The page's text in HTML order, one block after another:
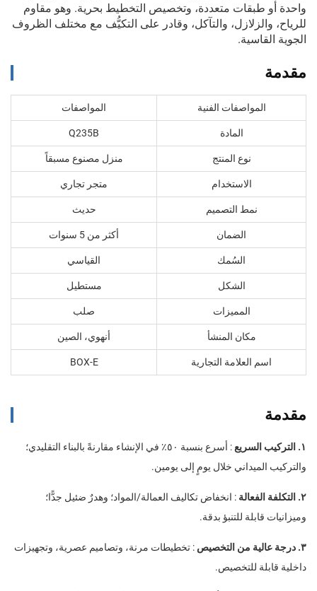
واحدة أو طبقات متعددة، وتخصيص التخطيط بحرية. وهو مقاوم
للرياح، والزلازل، والتآكل، وقادر على التكيُّف مع مختلف الظروف
الجوية القاسية.
مقدمة
المواصفات الفنية المواصفات
المادة Q235B
نوع المنتج منزل مصنوع مسبقاً
الاستخدام متجر تجاري
نمط التصميم حديث
الضمان أكثر من 5 سنوات
السُمك القياسي
الشكل مستطيل
المميزات صلب
مكان المنشأ أنهوي، الصين
اسم العلامة التجارية BOX-E
مقدمة
١. التركيب السريع
: أسرع بنسبة ٥٠٪ في الإنشاء مقارنةً بالبناء التقليدي؛
والتركيب الميداني خلال يومٍ إلى يومين.
٢. التكلفة الفعالة
: انخفاض تكاليف العمالة/المواد؛ وهدرٌ ضئيل جدًّا؛
وميزانيات قابلة للتنبؤ بدقة.
٣. درجة عالية من التخصيص
: تخطيطات مرنة، وتصاميم عصرية، وتجهيزات
داخلية قابلة للتخصيص.